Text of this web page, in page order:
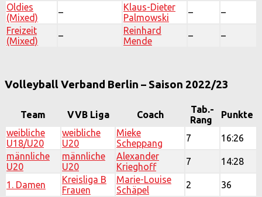
Oldies
(Mixed)
–
Klaus-Dieter
Palmowski
–
–
Freizeit
(Mixed)
–
Reinhard
Mende
– –
Volleyball Verband Berlin – Saison 2022/23
Team VVB Liga Coach
Tab.-
Rang
Punkte
weibliche
U18/U20
weibliche
U20
Mieke
Scheppang
7
16:26
männliche
U20
männliche
U20
Alexander
Krieghoff
7 14:28
1. Damen
Kreisliga B
Frauen
Marie-Louise
Schäpel
2 36